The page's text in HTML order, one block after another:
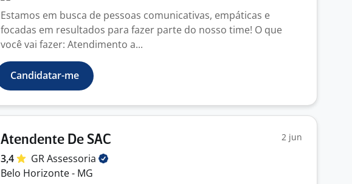
Estamos em busca de pessoas comunicativas, empáticas e
focadas em resultados para fazer parte do nosso time! O que
você vai fazer: Atendimento a...
Candidatar-me
Atendente De SAC 2 jun
3,4 GRAssessoria
Belo Horizonte - MG